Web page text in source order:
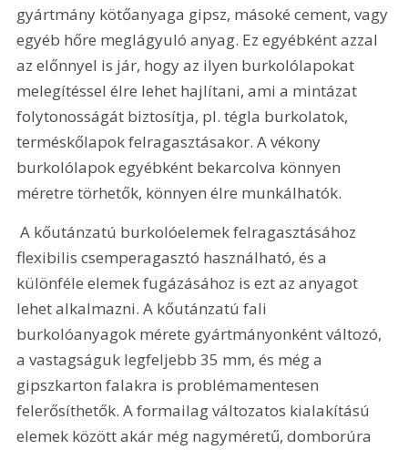
gyártmány kötőanyaga gipsz, másoké cement, vagy
egyéb hőre meglágyuló anyag. Ez egyébként azzal
az előnnyel is jár, hogy az ilyen burkolólapokat
melegítéssel élre lehet hajlítani, ami a mintázat
folytonosságát biztosítja, pl. tégla burkolatok,
terméskőlapok felragasztásakor. A vékony
burkolólapok egyébként bekarcolva könnyen
méretre törhetők, könnyen élre munkálhatók.
A kőutánzatú burkolóelemek felragasztásához
flexibilis csemperagasztó használható, és a
különféle elemek fugázásához is ezt az anyagot
lehet alkalmazni. A kőutánzatú fali
burkolóanyagok mérete gyártmányonként változó,
a vastagságuk legfeljebb 35 mm, és még a
gipszkarton falakra is problémamentesen
felerősíthetők. A formailag változatos kialakítású
elemek között akár még nagyméretű, domborúra